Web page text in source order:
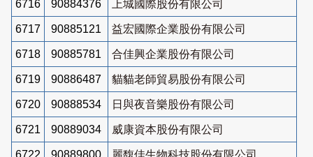
6716 90884376 上城國際股份有限公司
6717 90885121 益宏國際企業股份有限公司
6718 90885781 合佳興企業股份有限公司
6719 90886487 貓貓老師貿易股份有限公司
6720 90888534 日與夜音樂股份有限公司
6721 90889034 威康資本股份有限公司
6722 90889800 麗馥佳生物科技股份有限公司